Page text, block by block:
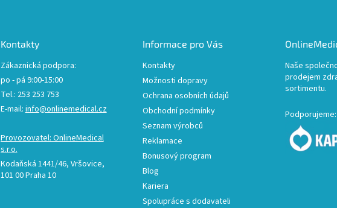
Kontakty
Zákaznická podpora:
po - pá 9:00-15:00
Tel.: 253 253 753
E-mail: info@onlinemedical.cz
Provozovatel: OnlineMedical
s.r.o.
Kodaňská 1441/46, Vršovice,
101 00 Praha 10
Informace pro Vás
Kontakty
Možnosti dopravy
Ochrana osobních údajů
Obchodní podmínky
Seznam výrobců
Reklamace
Bonusový program
Blog
Kariera
Spolupráce s dodavateli
Naše
prodejem
sortimentu.
Podporujeme: